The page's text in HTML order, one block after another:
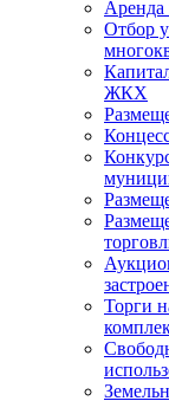
Отбор
ЖКХ
Торги